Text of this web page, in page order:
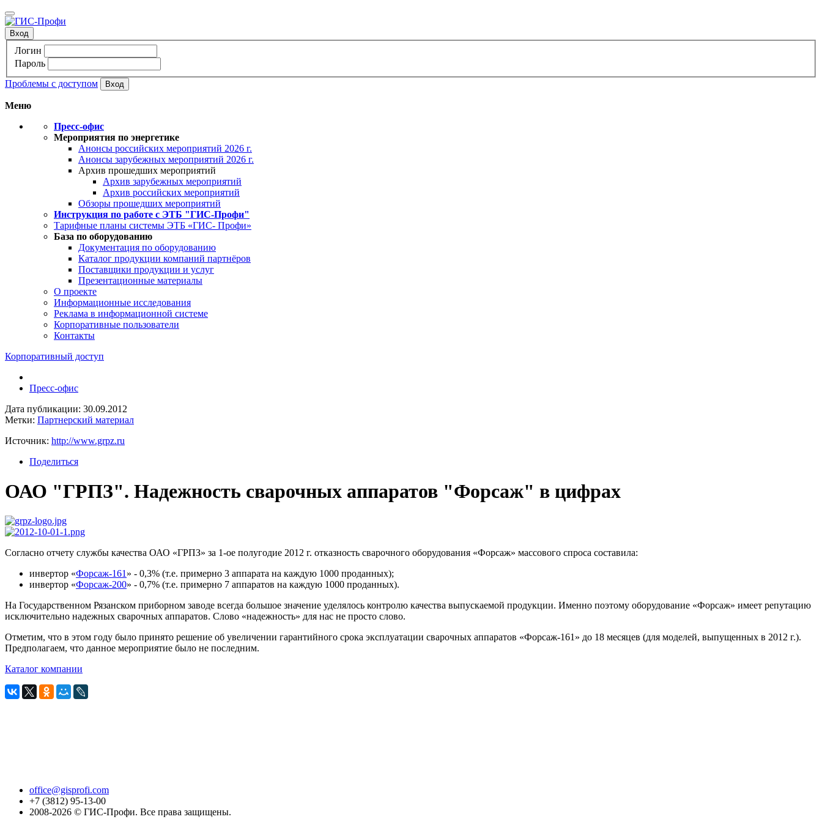
Вход
Логин
Пароль
Проблемы с доступом
Меню
Пресс-офис
Мероприятия по энергетике
Анонсы российских мероприятий 2026 г.
Анонсы зарубежных мероприятий 2026 г.
Архив прошедших мероприятий
Архив зарубежных мероприятий
Архив российских мероприятий
Обзоры прошедших мероприятий
Инструкция по работе с ЭТБ "ГИС-Профи"
Тарифные планы системы ЭТБ «ГИС- Профи»
База по оборудованию
Документация по оборудованию
Каталог продукции компаний партнёров
Поставщики продукции и услуг
Презентационные материалы
О проекте
Информационные исследования
Реклама в информационной системе
Корпоративные пользователи
Контакты
Корпоративный доступ
Пресс-офис
Дата публикации: 30.09.2012
Метки: Партнерский материал
Источник: http://www.grpz.ru
Поделиться
ОАО "ГРПЗ". Надежность сварочных аппаратов "Форсаж" в цифрах
Согласно отчету службы качества ОАО «ГРПЗ» за 1-ое полугодие 2012 г. отказность сварочного оборудования «Форсаж» массового спроса составила:
инвертор «Форсаж-161» - 0,3% (т.е. примерно 3 аппарата на каждую 1000 проданных);
инвертор «Форсаж-200» - 0,7% (т.е. примерно 7 аппаратов на каждую 1000 проданных).
На Государственном Рязанском приборном заводе всегда большое значение уделялось контролю качества выпускаемой продукции. Именно поэтому оборудование «Форсаж» имеет репутацию
исключительно надежных сварочных аппаратов. Слово «надежность» для нас не просто слово.
Отметим, что в этом году было принято решение об увеличении гарантийного срока эксплуатации сварочных аппаратов «Форсаж-161» до 18 месяцев (для моделей, выпущенных в 2012 г.).
Предполагаем, что данное мероприятие было не последним.
Каталог компании
office@gisprofi.com
+7 (3812) 95-13-00
2008-2026 © ГИС-Профи. Все права защищены.